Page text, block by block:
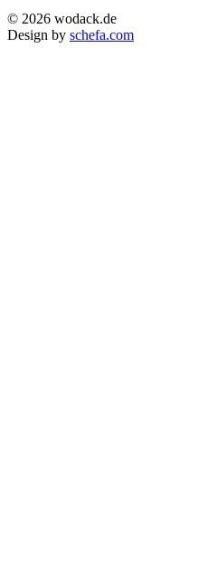
© 2026 wodack.de
Design by schefa.com